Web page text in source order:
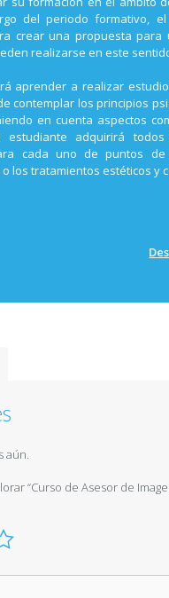
del periodo formativo,
crear una propuesta para
realizarse en este
aprender a realizar
contemplar los principios
en cuenta aspectos
estudiante adquirirá
cada uno de puntos
los tratamientos estéticos y
aún.
“Curso de Asesor de